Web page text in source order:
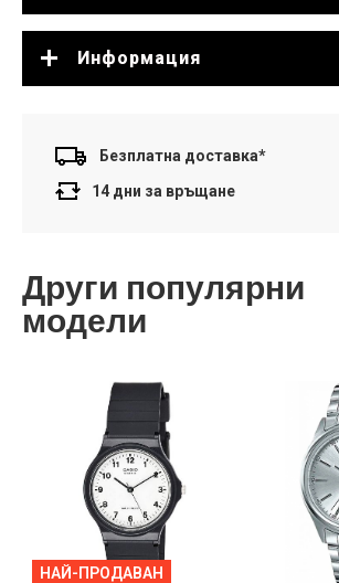
Информация
Безплатна доставка*
14 дни за връщане
Други популярни
модели
НАЙ-ПРОДАВАН